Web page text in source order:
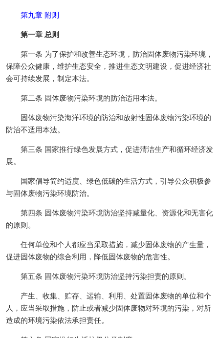
第九章 附则
第一章 总则
第一条 为了保护和改善生态环境，防治固体废物污染环境，
保障公众健康，维护生态安全，推进生态文明建设，促进经济社
会可持续发展，制定本法。
第二条 固体废物污染环境的防治适用本法。
固体废物污染海洋环境的防治和放射性固体废物污染环境的
防治不适用本法。
第三条 国家推行绿色发展方式，促进清洁生产和循环经济发
展。
国家倡导简约适度、绿色低碳的生活方式，引导公众积极参
与固体废物污染环境防治。
第四条 固体废物污染环境防治坚持减量化、资源化和无害化
的原则。
任何单位和个人都应当采取措施，减少固体废物的产生量，
促进固体废物的综合利用，降低固体废物的危害性。
第五条 固体废物污染环境防治坚持污染担责的原则。
产生、收集、贮存、运输、利用、处置固体废物的单位和个
人，应当采取措施，防止或者减少固体废物对环境的污染，对所
造成的环境污染依法承担责任。